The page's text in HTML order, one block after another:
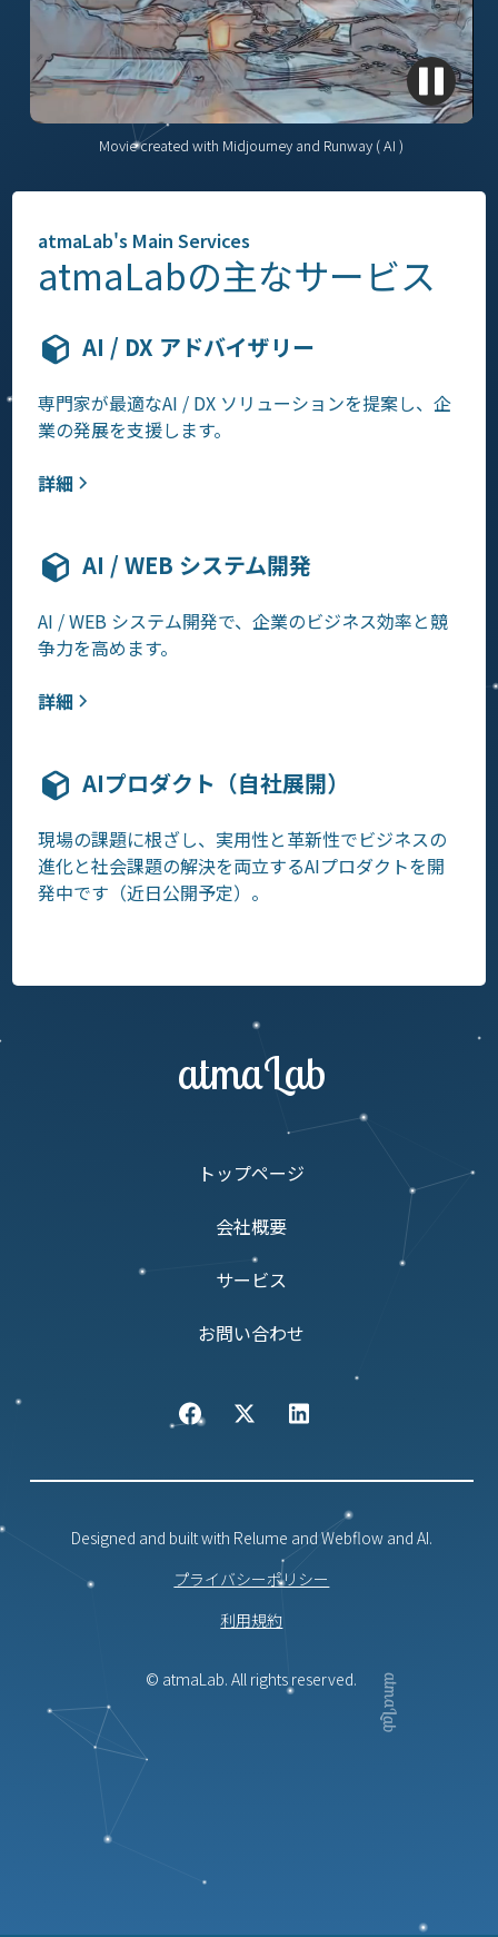
Movie created with Midjourney and Runway ( AI )
atmaLab's Main Services
atmaLabの主なサービス
AI / DX アドバイザリー
専門家が最適なAI / DX ソリューションを提案し、企
業の発展を支援します。
詳細
AI / WEB システム開発
AI / WEB システム開発で、企業のビジネス効率と競
争力を高めます。
詳細
AIプロダクト（自社展開）
現場の課題に根ざし、実用性と革新性でビジネスの
進化と社会課題の解決を両立するAIプロダクトを開
発中です（近日公開予定）。
atmaLab
トップページ
会社概要
サービス
お問い合わせ
Designed and built with Relume and Webflow and AI.
© atmaLab. All rights reserved.
プライバシーポリシー
利用規約